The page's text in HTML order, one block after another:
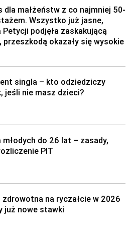
dla małżeństw z co najmniej 50-
Wszystko już jasne,
Petycji podjęła zaskakującą
przeszkodą okazały się wysokie
singla – kto odziedziczy
jeśli nie masz dzieci?
młodych do 26 lat – zasady,
PIT
zdrowotna na ryczałcie w 2026
już nowe stawki